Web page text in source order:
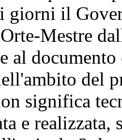
il
Mestre
al documento
del
significa
e realizzata,